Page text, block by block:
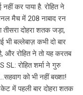
कर पाया है. रोहित ने
मैच में 208 नाबाद रन
दोहरा शतक जड़ा,
भी बल्लेबाज़ कभी दो बार
और रोहित ने तो यह करतब
SL: रोहित शर्मा ने गुरु
को भी नहीं बख्शा!
में पहली बार दोहरा शतक